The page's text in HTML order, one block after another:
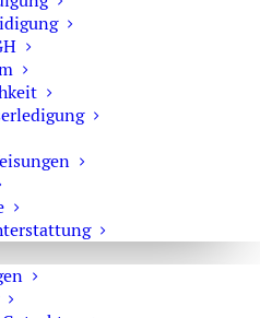
Cannabis.
eine Blutentnahme
Eingriff. Deshalb
Tatsachen, die den Verdacht
begründen. Ein bloßes
können sein: